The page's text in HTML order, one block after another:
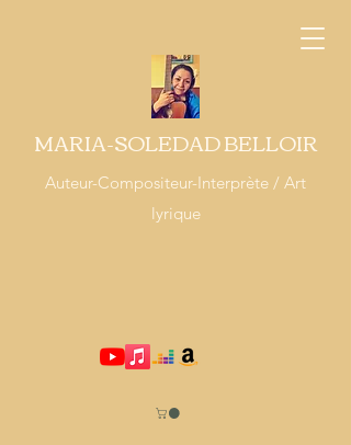
MARIA-SOLEDAD BELLOIR
Auteur-Compositeur-Interprète / Art
lyrique